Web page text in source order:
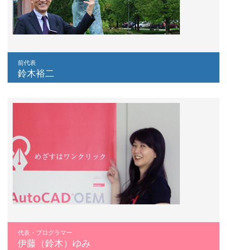
前代表
鈴木裕二
代表・プログラマー
伊藤（鈴木）ゆみ